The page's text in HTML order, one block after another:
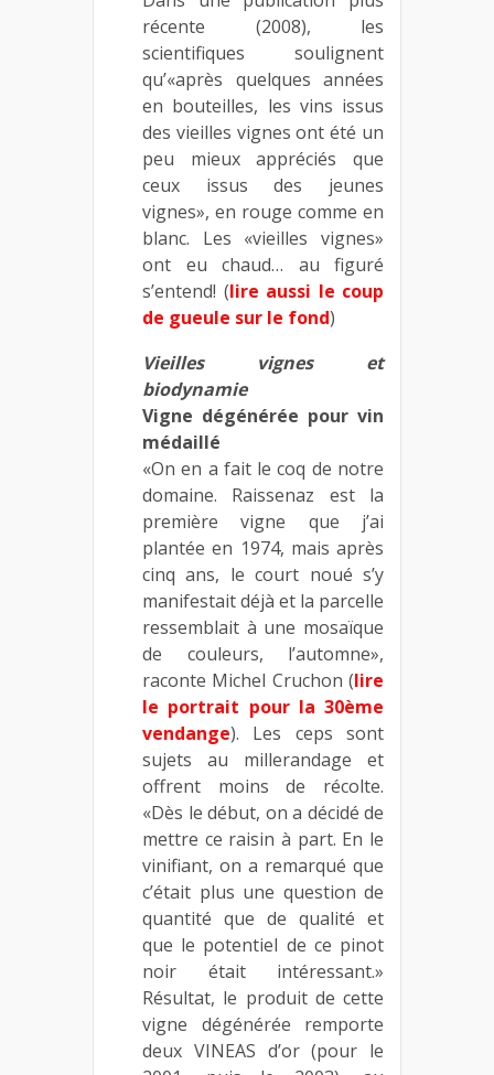
récente (2008), les
scientifiques soulignent
qu’«après quelques années
en bouteilles, les vins issus
des vieilles vignes ont été un
peu mieux appréciés que
ceux issus des jeunes
vignes», en rouge comme en
blanc. Les «vieilles vignes»
ont eu chaud… au figuré
s’entend! (lire aussi le coup
de gueule sur le fond)
Vieilles vignes et
biodynamie
Vigne dégénérée pour vin
médaillé
«On en a fait le coq de notre
domaine. Raissenaz est la
première vigne que j’ai
plantée en 1974, mais après
cinq ans, le court noué s’y
manifestait déjà et la parcelle
ressemblait à une mosaïque
de couleurs, l’automne»,
raconte Michel Cruchon (lire
le portrait pour la 30ème
vendange). Les ceps sont
sujets au millerandage et
offrent moins de récolte.
«Dès le début, on a décidé de
mettre ce raisin à part. En le
vinifiant, on a remarqué que
c’était plus une question de
quantité que de qualité et
que le potentiel de ce pinot
noir était intéressant.»
Résultat, le produit de cette
vigne dégénérée remporte
deux VINEAS d’or (pour le